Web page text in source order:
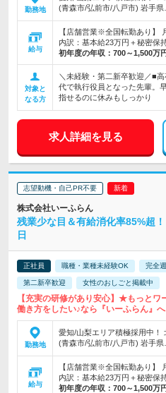
勤務地
(青森市/弘前市/八戸市) 岩手県
給与
【店舗営業※全国転勤あり】
内訳：基本給23万円＋秘密保
初年度の年収： 700～1,500万円
対象と
なる方
＼未経験・第二新卒歓迎／■
代で執行役員となった先輩。
指せるのに休みもしっかり
求人詳細を見る
志望動機・自己PR不要
株式会社いーふらん
残業少な目＆有給消化率85%超
日
正社員 職種・業種未経験OK 完全
第二新卒歓迎 女性のおしごと掲載中
【充実の研修があり安心】★もっとワ
働き方をしたい♪なら『いーふらん』へ
勤務地
愛知/山梨エリア積極採用中！
(青森市/弘前市/八戸市) 岩手県
給与
【店舗営業※全国転勤あり】
内訳：基本給23万円＋秘密保
初年度の年収： 700～1,500万円